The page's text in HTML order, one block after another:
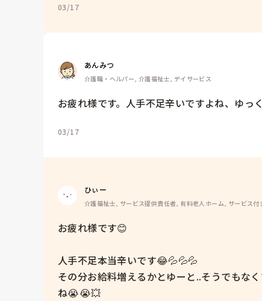
03/17
あんみつ
介護職・ヘルパー, 介護福祉士, デイサービス
お疲れ様です。人手不足辛いですよね、ゆっ
03/17
ひぃー
介護福祉士, サービス提供責任者, 有料老人ホーム, サービス
お疲れ様です😊
人手不足本当辛いです😂💦💦💦
その分お給料増えるかとゆーと..そうでもな
ね😭😭💥